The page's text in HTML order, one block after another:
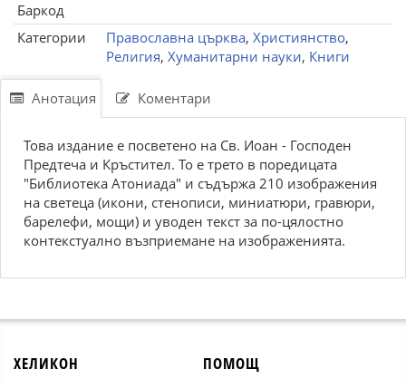
Баркод
Категории
Православна църква, Християнство,
Религия, Хуманитарни науки, Книги
Анотация Коментари
Това издание е посветено на Св. Иоан - Господен
Предтеча и Кръстител. То е трето в поредицата
"Библиотека Атониада" и съдържа 210 изображения
на светеца (икони, стенописи, миниатюри, гравюри,
барелефи, мощи) и уводен текст за по-цялостно
контекстуално възприемане на изображенията.
ХЕЛИКОН ПОМОЩ